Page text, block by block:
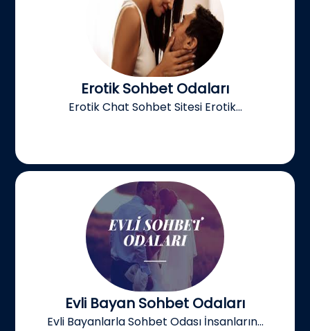
Erotik Sohbet Odaları
Erotik Chat Sohbet Sitesi Erotik...
Evli Bayan Sohbet Odaları
Evli Bayanlarla Sohbet Odası İnsanların...